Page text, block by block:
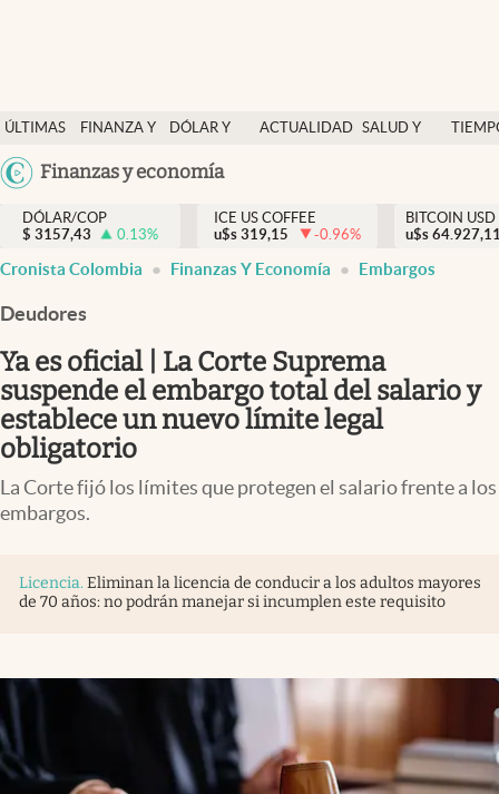
ÚLTIMAS
NOTICIAS
FINANZA Y
DÓLAR Y
ACTUALIDAD SALUD Y
México
USA
Finanzas y economía
Salud y nutrición
Vida espiritual
Actualidad
Colombia
DÓLAR/COP
$ 3157,43 0.13%
ICE US COFFEE
u$s 319,15 -0.96%
BITCOIN USD
u$s
Cronista Colombia Finanzas Y Economía Embargos
Deudores
Ya es oficial | La Corte Suprema
suspende el embargo total del salario y
establece un nuevo límite legal
obligatorio
La Corte fijó los límites que protegen el salario frente a los
embargos.
Licencia. Eliminan la licencia de conducir a los adultos mayores
de 70 años: no podrán manejar si incumplen este requisito